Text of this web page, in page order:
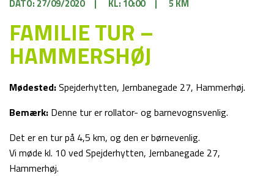
DATO: 27/09/2020 | KL: 10:00 | 5 KM
FAMILIE TUR –
HAMMERSHØJ
Mødested:Spejderhytten, Jernbanegade 27, Hammerhøj.
Bemærk: Denne tur er rollator- og barnevognsvenlig.
Det er en tur på 4,5 km, og den er børnevenlig.
Vi møde kl. 10 ved Spejderhytten, Jernbanegade 27,
Hammerhøj.